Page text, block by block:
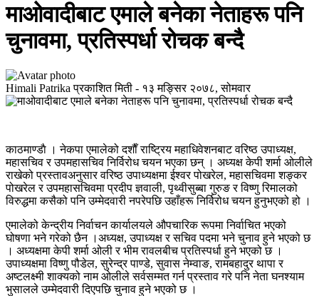
माओवादीबाट एमाले बनेका नेताहरू पनि
चुनावमा, प्रतिस्पर्धा रोचक बन्दै
Himali Patrika प्रकाशित मिती - १३ मङ्सिर २०७८, सोमवार
काठमाण्डाै । नेकपा एमालेको दशाैँ राष्ट्रिय महाधिवेशनबाट वरिष्ठ उपाध्यक्ष,
महासचिव र उपमहासचिव निर्विरोध चयन भएका छन् । अध्यक्ष केपी शर्मा ओलीले
राखेको प्रस्तावअनुसार वरिष्ठ उपाध्यक्षमा ईश्वर पोखरेल, महासचिवमा शङ्कर
पोखरेल र उपमहासचिवमा प्रदीप ज्ञवाली, पृथ्वीसुब्बा गुरुङ र विष्णु रिमालको
विरुद्धमा कसैको पनि उम्मेदवारी नपरेपछि उहाँहरू निर्विरोध चयन हुनुभएको हो ।
एमालेको केन्द्रीय निर्वाचन कार्यालयले औपचारिक रूपमा निर्वाचित भएको
घोषणा भने गरेको छैन ।अध्यक्ष, उपाध्यक्ष र सचिव पदमा भने चुनाव हुने भएको छ
। अध्यक्षमा केपी शर्मा ओली र भीम रावलबीच प्रतिस्पर्धा हुने भएको छ ।
उपाध्यक्षमा विष्णु पौडेल, सुरेन्द्र पाण्डे, सुवास नेम्वाङ, रामबहादुर थापा र
अष्टलक्ष्मी शाक्यको नाम ओलीले सर्वसम्मत गर्न प्रस्ताव गरे पनि नेता घनश्याम
भुसालले उम्मेदवारी दिएपछि चुनाव हुने भएको छ ।